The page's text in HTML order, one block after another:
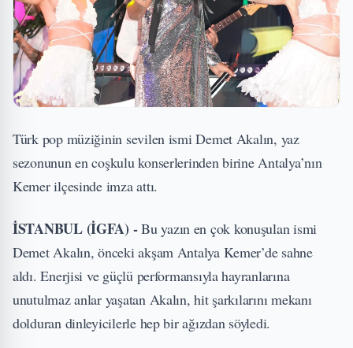
Türk pop müziğinin sevilen ismi Demet Akalın, yaz
sezonunun en coşkulu konserlerinden birine Antalya’nın
Kemer ilçesinde imza attı.
İSTANBUL (İGFA) -Bu yazın en çok konuşulan ismi
Demet Akalın, önceki akşam Antalya Kemer’de sahne
aldı. Enerjisi ve güçlü performansıyla hayranlarına
unutulmaz anlar yaşatan Akalın, hit şarkılarını mekanı
dolduran dinleyicilerle hep bir ağızdan söyledi.